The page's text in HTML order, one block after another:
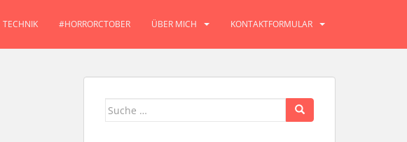
TECHNIK #HORRORCTOBER ÜBER MICH KONTAKTFORMULAR
Suche